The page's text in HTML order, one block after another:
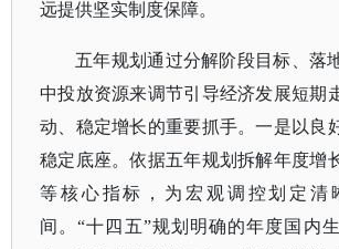
远提供坚实制度保障。
五年规划通过分解阶段目标、落
中投放资源来调节引导经济发展短期
动、稳定增长的重要抓手。一是以良
稳定底座。依据五年规划拆解年度增
等核心指标，为宏观调控划定清
间。“十四五”规划明确的年度国内